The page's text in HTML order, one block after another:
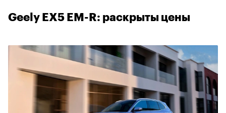
Geely EX5 EM-R: раскрыты цены